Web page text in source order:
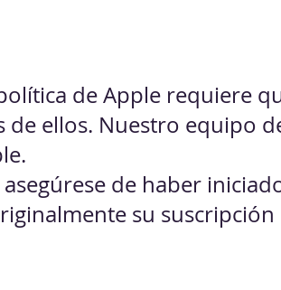
de Apple requiere
de ellos. Nuestro equipo
de haber
su